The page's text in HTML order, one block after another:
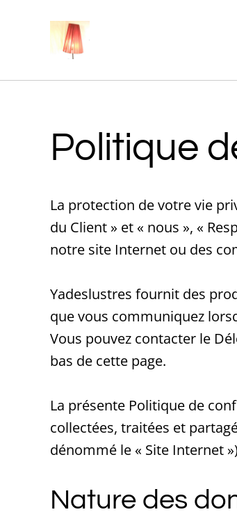
Politique
La protection de votre vie
du Client » et « nous », «
notre site Internet ou des
Yadeslustres fournit des
que vous communiquez
Vous pouvez contacter le
bas de cette page.
La présente Politique de
collectées, traitées et
dénommé le « Site Internet
Nature des